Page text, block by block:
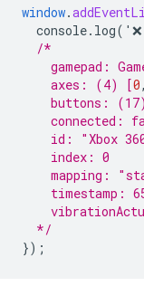
window.
console.log('❌
/*
gamepad:
    axes: (4)
[0,
buttons:
connected:
id: "Xbox
    index: 0
mapping:
timestamp:
  */
});